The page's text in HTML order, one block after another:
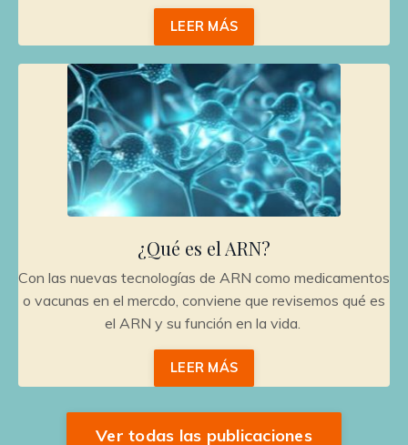
LEER MÁS
¿Qué es el ARN?
Con las nuevas tecnologías de ARN como medicamentos
o vacunas en el mercdo, conviene que revisemos qué es
el ARN y su función en la vida.
LEER MÁS
Ver todas las publicaciones